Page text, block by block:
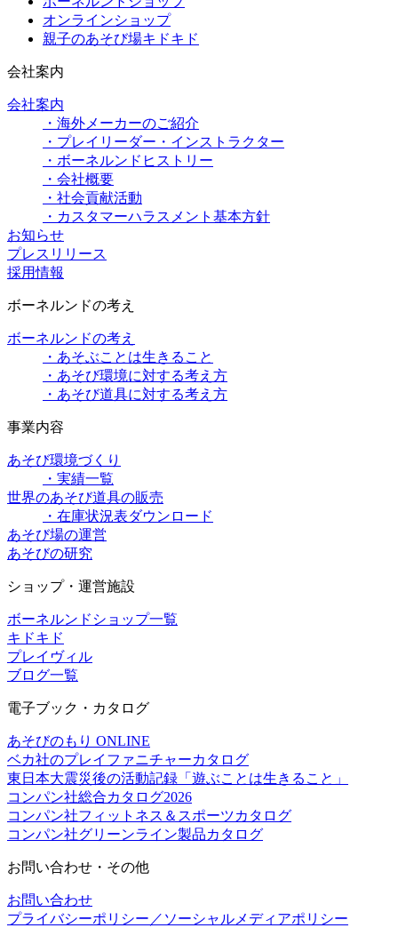
オンラインショップ
親子のあそび場キドキド
会社案内
会社案内
・海外メーカーのご紹介
・プレイリーダー・インストラクター
・ボーネルンドヒストリー
・会社概要
・社会貢献活動
・カスタマーハラスメント基本方針
お知らせ
プレスリリース
採用情報
ボーネルンドの考え
ボーネルンドの考え
・あそぶことは生きること
・あそび環境に対する考え方
・あそび道具に対する考え方
事業内容
あそび環境づくり
・実績一覧
世界のあそび道具の販売
・在庫状況表ダウンロード
あそび場の運営
あそびの研究
ショップ・運営施設
ボーネルンドショップ一覧
キドキド
プレイヴィル
ブログ一覧
電子ブック・カタログ
あそびのもり ONLINE
ベカ社のプレイファニチャーカタログ
東日本大震災後の活動記録「遊ぶことは生きること」
コンパン社総合カタログ2026
コンパン社フィットネス＆スポーツカタログ
コンパン社グリーンライン製品カタログ
お問い合わせ・その他
お問い合わせ
プライバシーポリシー／ソーシャルメディアポリシー